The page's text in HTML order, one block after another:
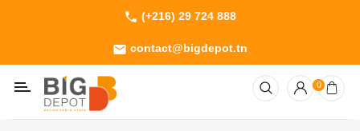
phone (+216) 29 724 888
email contact@bigdepot.tn
Machines
Outillage
Jardinage
0